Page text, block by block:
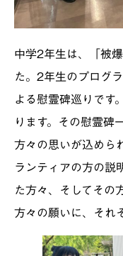
中学2年生は、「被
た。2年生のプログ
よる慰霊碑巡りです
ります。その慰霊碑
方々の思いが込めら
ランティアの方の説
た方々、そしてその
方々の願いに、それ